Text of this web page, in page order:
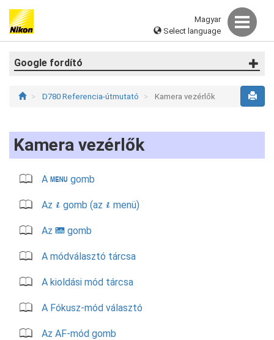
Magyar
Select language
Google fordító
D780 Referencia-útmutató Kamera vezérlők
Kamera vezérlők
A G gomb
Az i gomb (az i menü)
Az R gomb
A módválasztó tárcsa
A kioldási mód tárcsa
A Fókusz-mód választó
Az AF-mód gomb